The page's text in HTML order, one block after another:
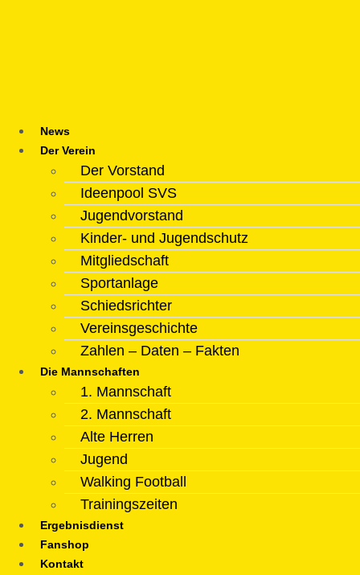
News
Der Verein
Der Vorstand
Ideenpool SVS
Jugendvorstand
Kinder- und Jugendschutz
Mitgliedschaft
Sportanlage
Schiedsrichter
Vereinsgeschichte
Zahlen – Daten – Fakten
Die Mannschaften
1. Mannschaft
2. Mannschaft
Alte Herren
Jugend
Walking Football
Trainingszeiten
Ergebnisdienst
Fanshop
Kontakt